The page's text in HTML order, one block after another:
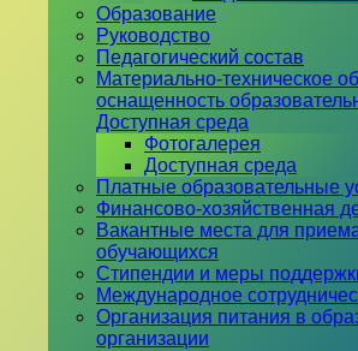
Образование
Руководство
Педагогический состав
Материально-техническое
оснащенность
Доступная среда
Фотогалерея
Доступная среда
Платные образовательные
Финансово-хозяйственная
Вакантные места для
обучающихся
Стипендии и меры
Международное
Организация питания в
организации